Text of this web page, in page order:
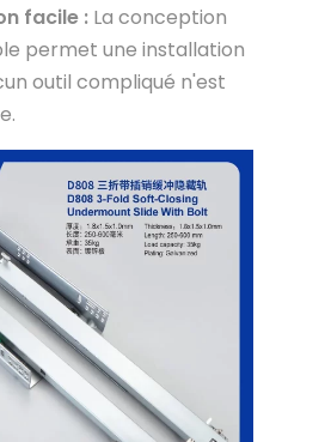
facile : La conception
permet une installation
outil compliqué n'est